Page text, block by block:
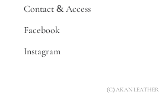
Contact & Access
Facebook
Instagram
(C) AKAN LEATHER